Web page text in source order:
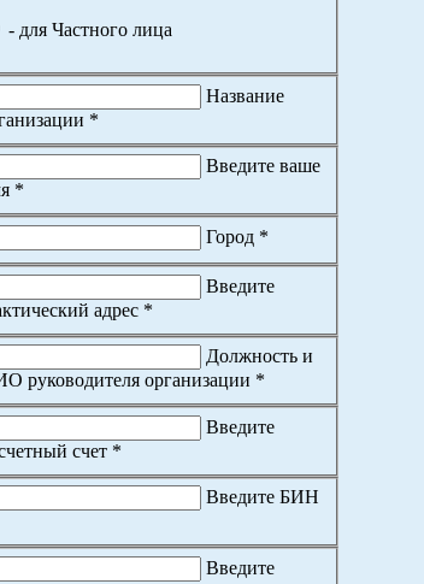
- для Частного лица
Название
*
Введите ваше
*
Город *
Введите
адрес *
Должность и
руководителя организации *
Введите
счет *
Введите БИН
Введите